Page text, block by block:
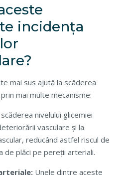
incidența
mai sus ajută la scăderea
mai multe mecanisme:
scăderea nivelului glicemiei
vasculare și la
reducând astfel riscul de
de plăci pe pereții arteriali.
Unele dintre aceste